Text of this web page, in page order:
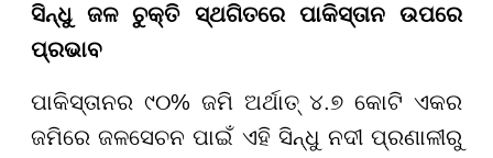
ସିନ୍ଧୁ ଜଳ ଚୁକ୍ତି ସ୍ଥଗିତରେ ପାକିସ୍ତାନ ଉପରେ
ପ୍ରଭାବ
ପାକିସ୍ତାନର ୯୦% ଜମି ଅର୍ଥାତ୍ ୪.୭ କୋଟି ଏକର
ଜମିରେ ଜଳସେଚନ ପାଇଁ ଏହି ସିନ୍ଧୁ ନଦୀ ପ୍ରଣାଳୀରୁ